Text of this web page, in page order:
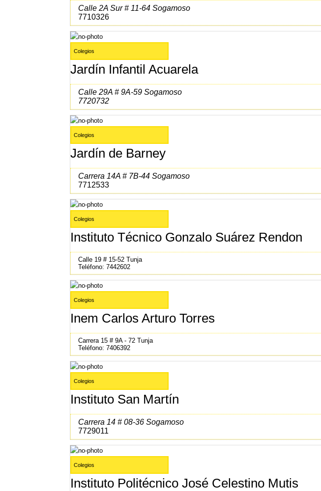
Calle 2A Sur # 11-64 Sogamoso
7710326
Colegios
Jardín Infantil Acuarela
Calle 29A # 9A-59 Sogamoso
7720732
Colegios
Jardín de Barney
Carrera 14A # 7B-44 Sogamoso
7712533
Colegios
Instituto Técnico Gonzalo Suárez Rendon
Calle 19 # 15-52 Tunja
Teléfono: 7442602
Colegios
Inem Carlos Arturo Torres
Carrera 15 # 9A - 72 Tunja
Teléfono: 7406392
Colegios
Instituto San Martín
Carrera 14 # 08-36 Sogamoso
7729011
Colegios
Instituto Politécnico José Celestino Mutis